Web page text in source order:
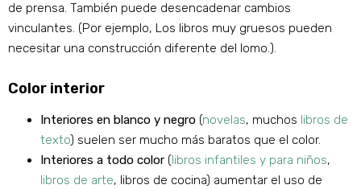
de prensa. También puede desencadenar cambios
vinculantes. (Por ejemplo, Los libros muy gruesos pueden
necesitar una construcción diferente del lomo.).
Color interior
Interiores en blanco y negro (novelas, muchos libros de
texto) suelen ser mucho más baratos que el color.
Interiores a todo color ( libros infantiles y para niños,
libros de arte, libros de cocina) aumentar el uso de